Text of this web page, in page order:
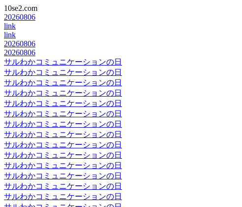
10se2.com
20260806
link
link
20260806
20260806
サルわかコミュニケーションの日
サルわかコミュニケーションの日
サルわかコミュニケーションの日
サルわかコミュニケーションの日
サルわかコミュニケーションの日
サルわかコミュニケーションの日
サルわかコミュニケーションの日
サルわかコミュニケーションの日
サルわかコミュニケーションの日
サルわかコミュニケーションの日
サルわかコミュニケーションの日
サルわかコミュニケーションの日
サルわかコミュニケーションの日
サルわかコミュニケーションの日